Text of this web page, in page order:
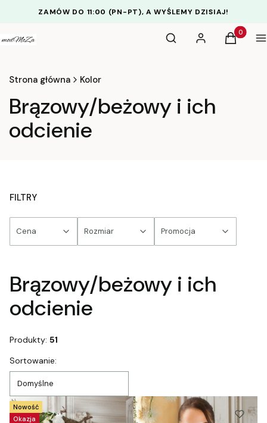
ZAMÓW DO 11:00 (PN-PT), A WYŚLEMY DZISIAJ!
Otwórz wyszukiwarkę
Szukaj Zaloguj sięProdukty
Koszyk
Strona główna Kolor
Brązowy/beżowy i ich
odcienie
FILTRY
Cena Rozmiar Promocja
Brązowy/beżowy i ich
odcienie
Produkty: 51
Lista produktów
Sortowanie:
Domyślne
Okazja
Nowość